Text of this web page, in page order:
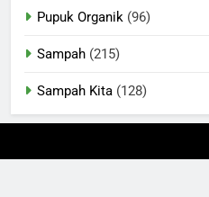
Pupuk Organik (96)
Sampah (215)
Sampah Kita (128)